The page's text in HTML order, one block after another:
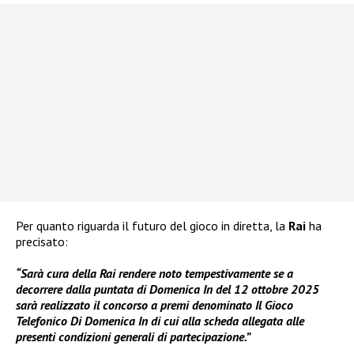
Per quanto riguarda il futuro del gioco in diretta, la Rai ha
precisato:
“Sarà cura della Rai rendere noto tempestivamente se a
decorrere dalla puntata di Domenica In del 12 ottobre 2025
sarà realizzato il concorso a premi denominato Il Gioco
Telefonico Di Domenica In di cui alla scheda allegata alle
presenti condizioni generali di partecipazione.”